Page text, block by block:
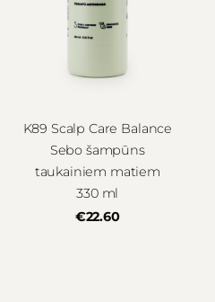
K89 Scalp Care Balance
Sebo šampūns
taukainiem matiem
330 ml
€22.60